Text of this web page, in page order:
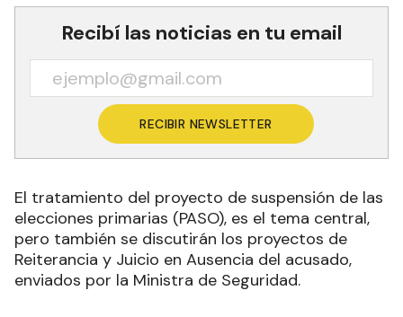
Recibí las noticias en tu email
RECIBIR NEWSLETTER
El tratamiento del proyecto de suspensión de las
elecciones primarias (PASO), es el tema central,
pero también se discutirán los proyectos de
Reiterancia y Juicio en Ausencia del acusado,
enviados por la Ministra de Seguridad.